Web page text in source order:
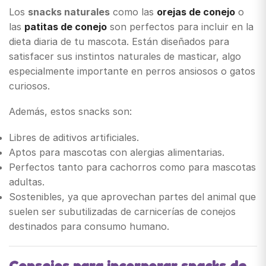
Los snacks naturales como las orejas de conejo o
las patitas de conejo son perfectos para incluir en la
dieta diaria de tu mascota. Están diseñados para
satisfacer sus instintos naturales de masticar, algo
especialmente importante en perros ansiosos o gatos
curiosos.
Además, estos snacks son:
Libres de aditivos artificiales.
Aptos para mascotas con alergias alimentarias.
Perfectos tanto para cachorros como para mascotas
adultas.
Sostenibles, ya que aprovechan partes del animal que
suelen ser subutilizadas de carnicerías de conejos
destinados para consumo humano.